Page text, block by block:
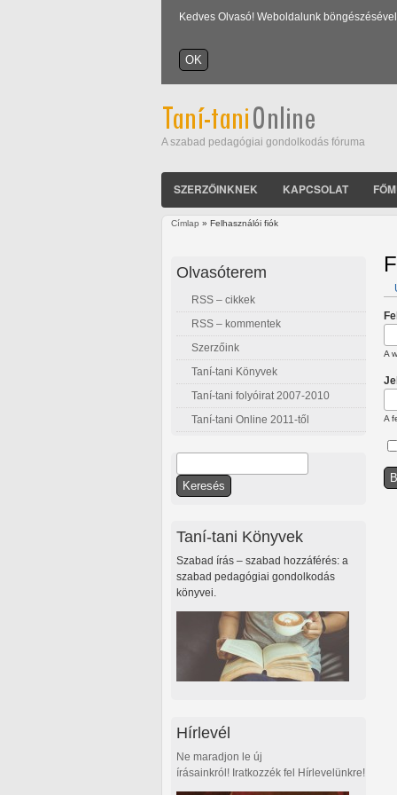
Kedves Olvasó! Weboldalunk
A szabad pedagógiai gondolkodás fóruma
SZERZŐINKNEK KAPCSOLAT
Címlap » Felhasználói fiók
A
A
Olvasóterem
RSS – cikkek
RSS – kommentek
Szerzőink
Taní-tani Könyvek
Taní-tani folyóirat 2007-2010
Taní-tani Online 2011-től
Keresés űrlap
Taní-tani Könyvek
Szabad írás – szabad hozzáférés: a
szabad pedagógiai gondolkodás
könyvei.
Hírlevél
Ne maradjon le új
írásainkról! Iratkozzék fel Hírlevelünkre!